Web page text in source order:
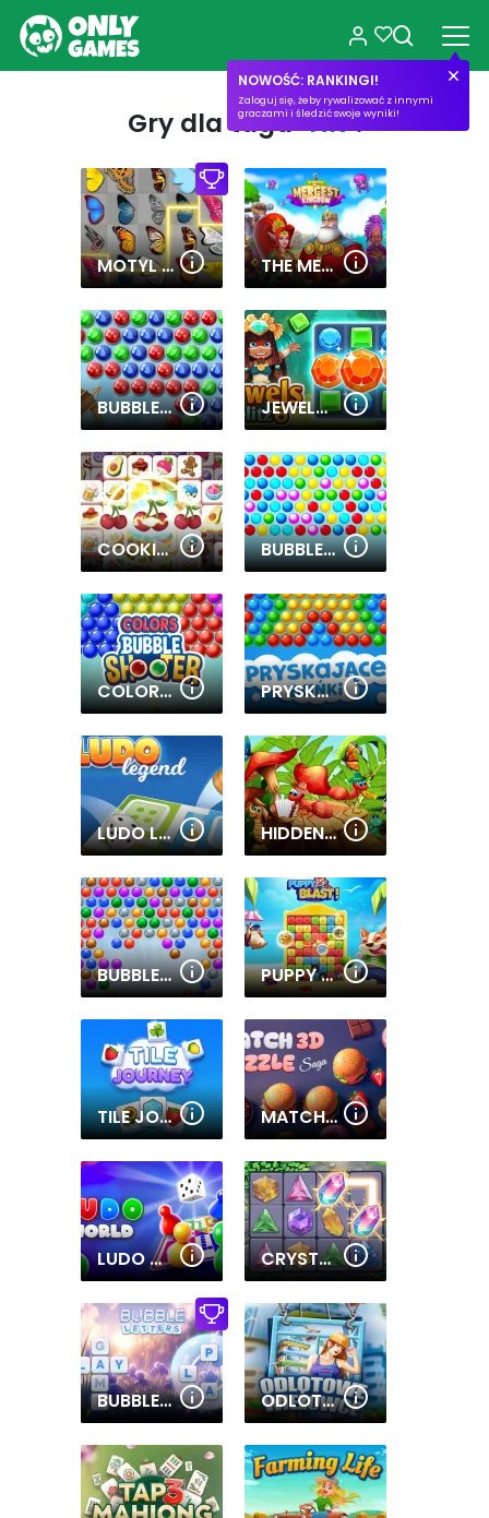
NOWOŚĆ: RANKINGI!
Zaloguj się, żeby rywalizować z innymi
graczami i śledzić swoje wyniki!
Gry dla tagu"NK":
MOTYL KYODAI (BUTTERFLY KYODAI) THE MERGEST KINGDOM
BUBBLES SHOOTER JEWELS BLITZ 6
COOKING TILE BUBBLE SHOOTER ONLINE
COLORS BUBBLE SHOOTER PRYSKAJĄCE BAŃKI
LUDO LEGEND HIDDEN OBJECT INSECTS
BUBBLE SHOOTER EXTREME PUPPY BLAST
TILE JOURNEY MATCH 3D PUZZLE SAGA
LUDO WORLD CRYSTAL CONNECT
BUBBLE LETTERS ODLOTOWE WIEŻOWCE